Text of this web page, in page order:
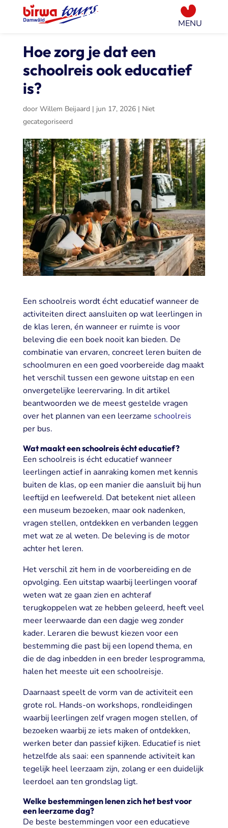
Hoe zorg je dat een
schoolreis ook educatief
is?
door Willem Beijaard | jun 17, 2026| Niet
gecategoriseerd
Een schoolreis wordt écht educatief wanneer de
activiteiten direct aansluiten op wat leerlingen in
de klas leren, én wanneer er ruimte is voor
beleving die een boek nooit kan bieden. De
combinatie van ervaren, concreet leren buiten de
schoolmuren en een goed voorbereide dag maakt
het verschil tussen een gewone uitstap en een
onvergetelijke leerervaring. In dit artikel
beantwoorden we de meest gestelde vragen
over het plannen van een leerzame schoolreis
per bus.
Wat maakt een schoolreis écht educatief?
Een schoolreis is écht educatief wanneer
leerlingen actief in aanraking komen met kennis
buiten de klas, op een manier die aansluit bij hun
leeftijd en leefwereld. Dat betekent niet alleen
een museum bezoeken, maar ook nadenken,
vragen stellen, ontdekken en verbanden leggen
met wat ze al weten. De beleving is de motor
achter het leren.
Het verschil zit hem in de voorbereiding en de
opvolging. Een uitstap waarbij leerlingen vooraf
weten wat ze gaan zien en achteraf
terugkoppelen wat ze hebben geleerd, heeft veel
meer leerwaarde dan een dagje weg zonder
kader. Leraren die bewust kiezen voor een
bestemming die past bij een lopend thema, en
die de dag inbedden in een breder lesprogramma,
halen het meeste uit een schoolreisje.
Daarnaast speelt de vorm van de activiteit een
grote rol. Hands-on workshops, rondleidingen
waarbij leerlingen zelf vragen mogen stellen, of
bezoeken waarbij ze iets maken of ontdekken,
werken beter dan passief kijken. Educatief is niet
hetzelfde als saai: een spannende activiteit kan
tegelijk heel leerzaam zijn, zolang er een duidelijk
leerdoel aan ten grondslag ligt.
Welke bestemmingen lenen zich het best voor
een leerzame dag?
De beste bestemmingen voor een educatieve